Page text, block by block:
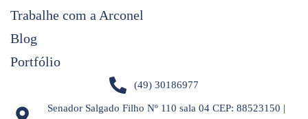
Trabalhe com a Arconel
Blog
Portfólio
(49) 30186977
Senador Salgado Filho Nº 110 sala 04 CEP: 88523150 |